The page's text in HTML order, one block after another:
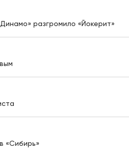
разгромило «Йокерит»
«Сибирь»